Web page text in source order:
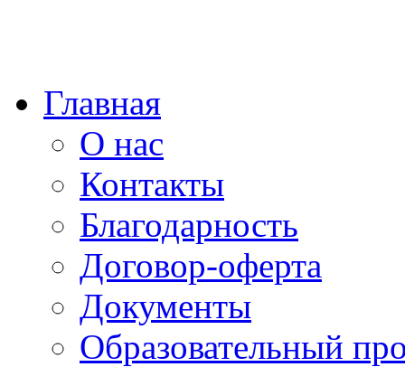
Главная
О нас
Контакты
Благодарность
Договор-оферта
Документы
Образовательный